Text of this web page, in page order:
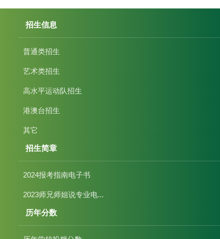
招生信息
普通类招生
艺术类招生
高水平运动队招生
港澳台招生
其它
招生简章
2024报考指南电子书
2023师兄师姐说专业电...
历年分数